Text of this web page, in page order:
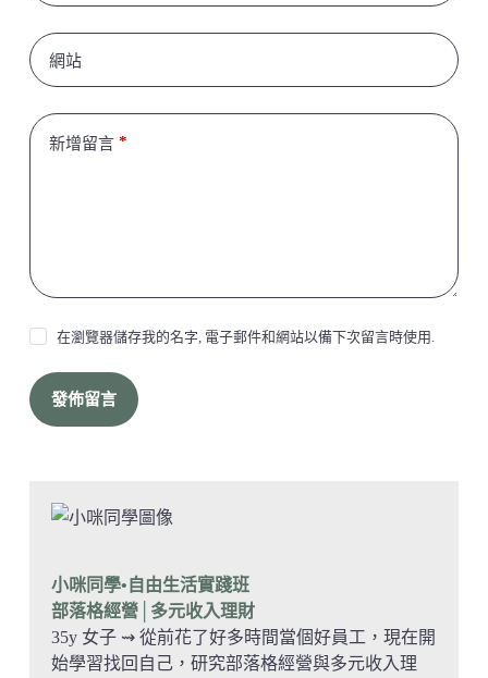
網站
新增留言*
在瀏覽器儲存我的名字, 電子郵件和網站以備下次留言時使用.
發佈留言
小咪同學•自由生活實踐班
部落格經營│多元收入理財
35y 女子 ⇝ 從前花了好多時間當個好員工，現在開
始學習找回自己，研究部落格經營與多元收入理